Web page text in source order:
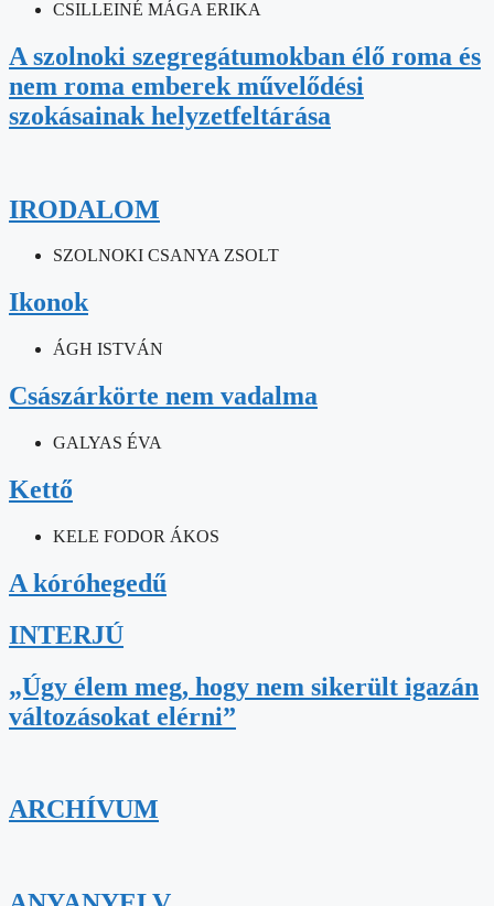
CSILLEINÉ MÁGA ERIKA
A szolnoki szegregátumokban élő roma és
nem roma emberek művelődési
szokásainak helyzetfeltárása
IRODALOM
SZOLNOKI CSANYA ZSOLT
Ikonok
ÁGH ISTVÁN
Császárkörte nem vadalma
GALYAS ÉVA
Kettő
KELE FODOR ÁKOS
A kóróhegedű
INTERJÚ
„Úgy élem meg, hogy nem sikerült igazán
változásokat elérni”
ARCHÍVUM